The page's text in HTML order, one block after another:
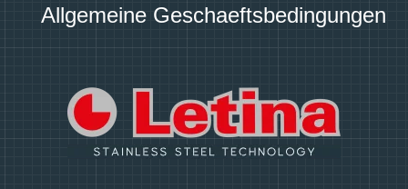
Allgemeine Geschaeftsbedingungen